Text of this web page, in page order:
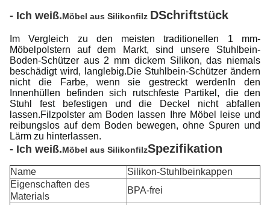
- Ich weiß.Möbel aus Silikonfilz DSchriftstück
Im Vergleich zu den meisten traditionellen 1 mm-
Möbelpolstern auf dem Markt, sind unsere Stuhlbein-
Boden-Schützer aus 2 mm dickem Silikon, das niemals
beschädigt wird, langlebig.Die Stuhlbein-Schützer ändern
nicht die Farbe, wenn sie gestreckt werdenIn den
Innenhüllen befinden sich rutschfeste Partikel, die den
Stuhl fest befestigen und die Deckel nicht abfallen
lassen.Filzpolster am Boden lassen Ihre Möbel leise und
reibungslos auf dem Boden bewegen, ohne Spuren und
Lärm zu hinterlassen.
- Ich weiß.Möbel aus SilikonfilzSpezifikation
Name
Silikon-Stuhlbeinkappen
Eigenschaften des
Materials
BPA-frei